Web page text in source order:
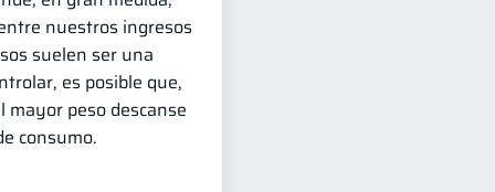
nuestros ingresos
suelen ser una
es posible que,
peso descanse
consumo.